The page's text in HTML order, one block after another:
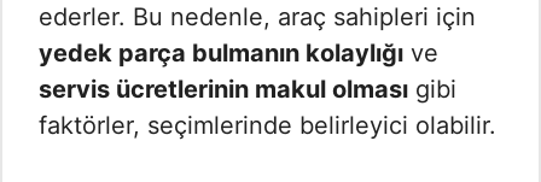
ederler. Bu nedenle, araç sahipleri için
yedek parça bulmanın kolaylığı ve
servis ücretlerinin makul olması gibi
faktörler, seçimlerinde belirleyici olabilir.